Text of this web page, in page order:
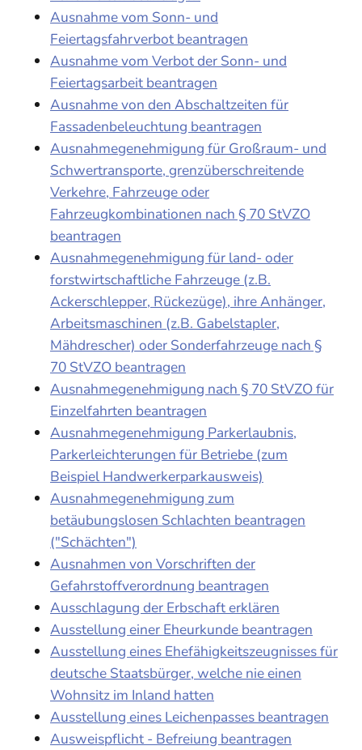
Ausnahme vom Sonn- und
Feiertagsfahrverbot beantragen
Ausnahme vom Verbot der Sonn- und
Feiertagsarbeit beantragen
Ausnahme von den Abschaltzeiten für
Fassadenbeleuchtung beantragen
Ausnahmegenehmigung für Großraum- und
Schwertransporte, grenzüberschreitende
Verkehre, Fahrzeuge oder
Fahrzeugkombinationen nach § 70 StVZO
beantragen
Ausnahmegenehmigung für land- oder
forstwirtschaftliche Fahrzeuge (z.B.
Ackerschlepper, Rückezüge), ihre Anhänger,
Arbeitsmaschinen (z.B. Gabelstapler,
Mähdrescher) oder Sonderfahrzeuge nach §
70 StVZO beantragen
Ausnahmegenehmigung nach § 70 StVZO für
Einzelfahrten beantragen
Ausnahmegenehmigung Parkerlaubnis,
Parkerleichterungen für Betriebe (zum
Beispiel Handwerkerparkausweis)
Ausnahmegenehmigung zum
betäubungslosen Schlachten beantragen
("Schächten")
Ausnahmen von Vorschriften der
Gefahrstoffverordnung beantragen
Ausschlagung der Erbschaft erklären
Ausstellung einer Eheurkunde beantragen
Ausstellung eines Ehefähigkeitszeugnisses für
deutsche Staatsbürger, welche nie einen
Wohnsitz im Inland hatten
Ausstellung eines Leichenpasses beantragen
Ausweispflicht - Befreiung beantragen